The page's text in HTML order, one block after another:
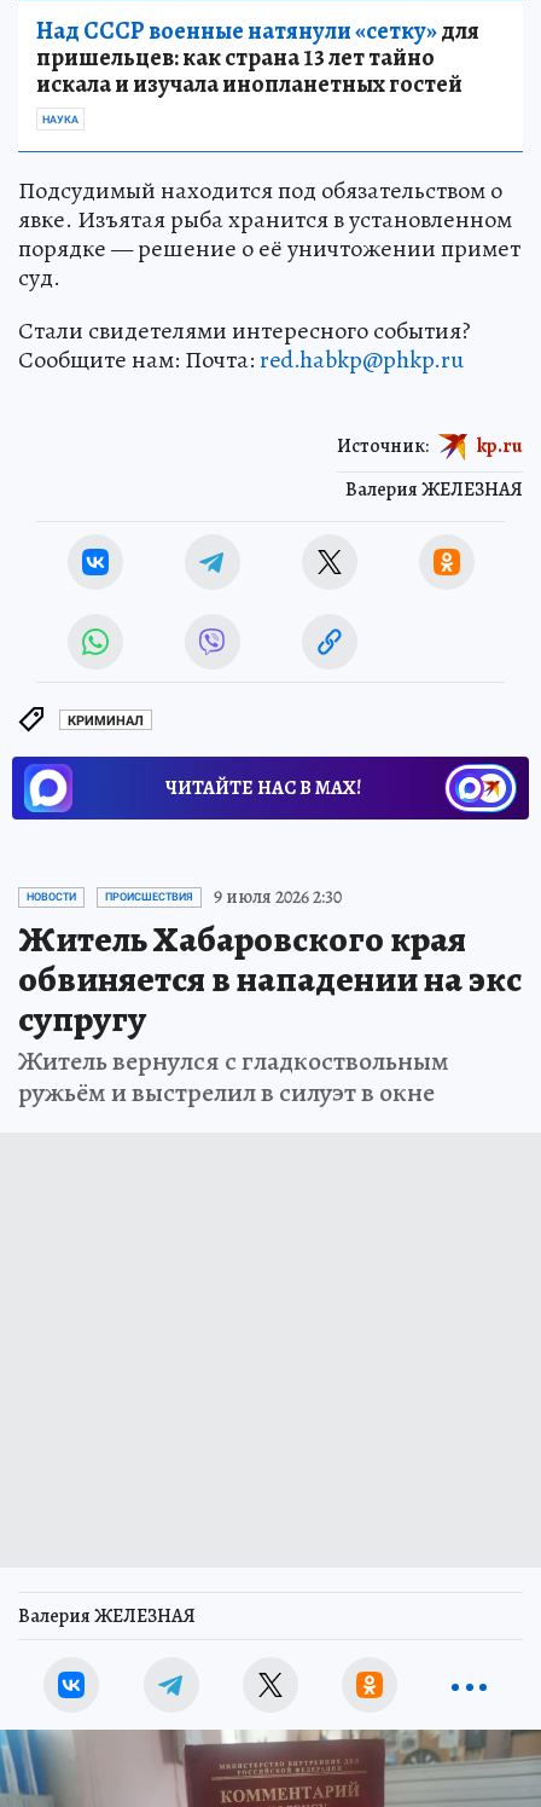
Над СССР военные натянули «сетку»для
пришельцев: как страна 13 лет тайно
искала и изучала инопланетных гостей
НАУКА
Подсудимый находится под обязательством о
явке. Изъятая рыба хранится в установленном
порядке — решение о её уничтожении примет
суд.
Стали свидетелями интересного события?
Сообщите нам: Почта:red.habkp@phkp.ru
Валерия ЖЕЛЕЗНАЯ
Источник: kp.ru
КРИМИНАЛ
ЧИТАЙТЕ НАС В МАХ!
НОВОСТИ ПРОИСШЕСТВИЯ 9 июля 2026 2:30
Житель Хабаровского края
обвиняется в нападении на экс
супругу
Житель вернулся с гладкоствольным
ружьём и выстрелил в силуэт в окне
Валерия ЖЕЛЕЗНАЯ